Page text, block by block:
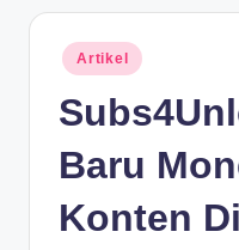
B
Posted
in
Artikel
Baru
Konten